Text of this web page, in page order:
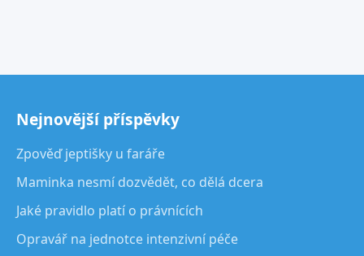
Nejnovější příspěvky
Zpověď jeptišky u faráře
Maminka nesmí dozvědět, co dělá dcera
Jaké pravidlo platí o právnících
Opravář na jednotce intenzivní péče